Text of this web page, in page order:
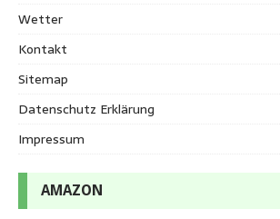
Wetter
Kontakt
Sitemap
Datenschutz Erklärung
Impressum
AMAZON